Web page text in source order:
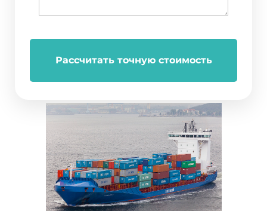
Рассчитать точную стоимость